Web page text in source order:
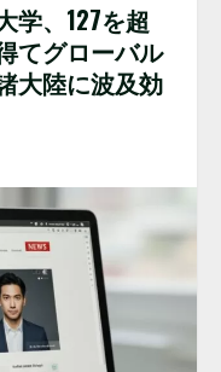
学、127を超
てグローバル
大陸に波及効